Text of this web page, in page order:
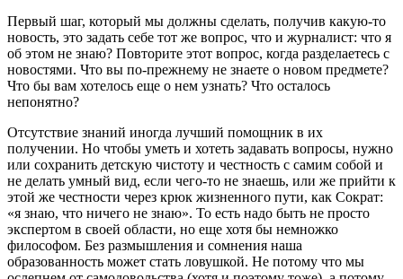
Первый шаг, который мы должны сделать, получив какую-то
новость, это задать себе тот же вопрос, что и журналист: что я
об этом не знаю? Повторите этот вопрос, когда разделаетесь с
новостями. Что вы по-прежнему не знаете о новом предмете?
Что бы вам хотелось еще о нем узнать? Что осталось
непонятно?
Отсутствие знаний иногда лучший помощник в их
получении. Но чтобы уметь и хотеть задавать вопросы, нужно
или сохранить детскую чистоту и честность с самим собой и
не делать умный вид, если чего-то не знаешь, или же прийти к
этой же честности через крюк жизненного пути, как Сократ:
«я знаю, что ничего не знаю». То есть надо быть не просто
экспертом в своей области, но еще хотя бы немножко
философом. Без размышления и сомнения наша
образованность может стать ловушкой. Не потому что мы